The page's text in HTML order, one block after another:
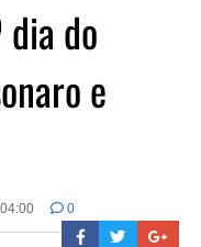
dia do
e
0